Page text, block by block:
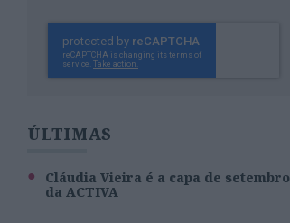
ÚLTIMAS
Cláudia Vieira é a capa de setembro
da ACTIVA